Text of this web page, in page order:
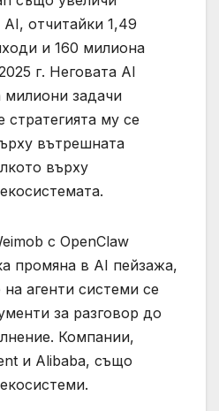
отчитайки 1,49
и 160 милиона
г. Неговата AI
милиони задачи
му се
вътрешната
върху
с OpenClaw
промяна в AI пейзажа,
агенти системи се
за разговор до
Компании,
и Alibaba, също